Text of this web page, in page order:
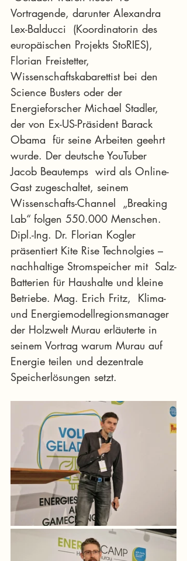
Vortragende, darunter Alexandra
Lex-Balducci  (Koordinatorin des
europäischen Projekts StoRIES),
Florian Freistetter,
Wissenschaftskabarettist bei den
Science Busters oder der
Energieforscher Michael Stadler,
der von Ex-US-Präsident Barack
Obama  für seine Arbeiten geehrt
wurde. Der deutsche YouTuber
Jacob Beautemps  wird als Online-
Gast zugeschaltet, seinem
Wissenschafts-Channel  „Breaking
Lab“ folgen 550.000 Menschen.
Dipl.-Ing. Dr. Florian Kogler
präsentiert Kite Rise Technolgies –
nachhaltige Stromspeicher mit  Salz-
Batterien für Haushalte und kleine
Betriebe. Mag. Erich Fritz,  Klima-
und Energiemodellregionsmanager
der Holzwelt Murau erläuterte in
seinem Vortrag warum Murau auf
Energie teilen und dezentrale
Speicherlösungen setzt.